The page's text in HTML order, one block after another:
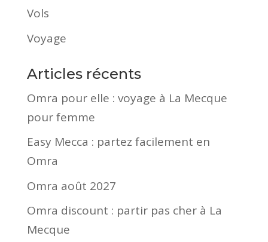
Vols
Voyage
Articles récents
Omra pour elle : voyage à La Mecque
pour femme
Easy Mecca : partez facilement en
Omra
Omra août 2027
Omra discount : partir pas cher à La
Mecque